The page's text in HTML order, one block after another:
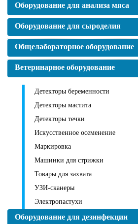
Оборудование для анализа мяса
Оборудование для сыроделия
Общелабораторное оборудование
Ветеринарное оборудование
Детекторы беременности
Детекторы мастита
Детекторы течки
Искусственное осеменение
Маркировка
Машинки для стрижки
Товары для захвата
УЗИ-сканеры
Электропастухи
Оборудование для дезинфекции